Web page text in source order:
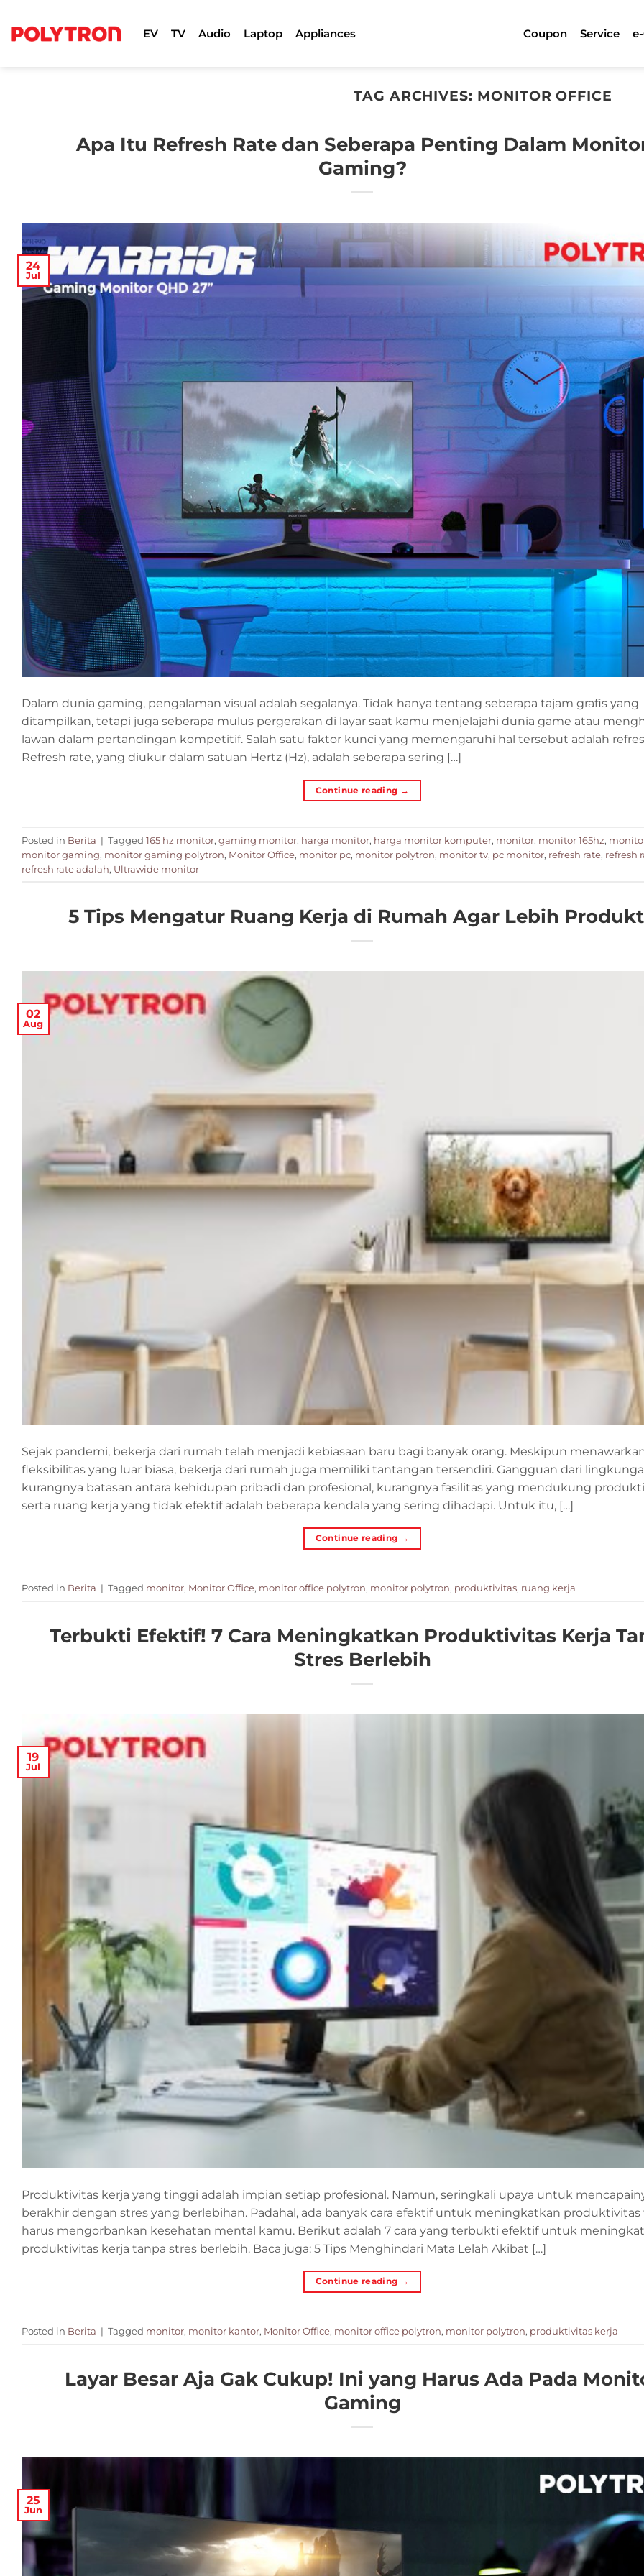
content
EV TV Audio Laptop Appliances Coupon Service
TAG ARCHIVES: MONITOR OFFICE
Apa Itu Refresh Rate dan Seberapa Penting Dalam
Gaming?
24
Jul
Dalam dunia gaming, pengalaman visual adalah segalanya. Tidak hanya tentang seberapa tajam grafis yang
ditampilkan, tetapi juga seberapa mulus pergerakan di layar saat kamu menjelajahi dunia game atau
lawan dalam pertandingan kompetitif. Salah satu faktor kunci yang memengaruhi hal tersebut adalah
Refresh rate, yang diukur dalam satuan Hertz (Hz), adalah seberapa sering […]
Continue reading →
Posted in Berita | Tagged 165 hz monitor, gaming monitor, harga monitor, harga monitor komputer, monitor, monitor 165hz,
monitor gaming, monitor gaming polytron, Monitor Office, monitor pc, monitor polytron, monitor tv, pc monitor, refresh rate, refresh
refresh rate adalah, Ultrawide monitor
5 Tips Mengatur Ruang Kerja di Rumah Agar Lebih
02
Aug
Sejak pandemi, bekerja dari rumah telah menjadi kebiasaan baru bagi banyak orang. Meskipun
fleksibilitas yang luar biasa, bekerja dari rumah juga memiliki tantangan tersendiri. Gangguan dari
kurangnya batasan antara kehidupan pribadi dan profesional, kurangnya fasilitas yang mendukung
serta ruang kerja yang tidak efektif adalah beberapa kendala yang sering dihadapi. Untuk itu, […]
Continue reading →
Posted in Berita | Tagged monitor, Monitor Office, monitor office polytron, monitor polytron, produktivitas, ruang kerja
Terbukti Efektif! 7 Cara Meningkatkan Produktivitas Kerja
Stres Berlebih
19
Jul
Produktivitas kerja yang tinggi adalah impian setiap profesional. Namun, seringkali upaya untuk
berakhir dengan stres yang berlebihan. Padahal, ada banyak cara efektif untuk meningkatkan produktivitas
harus mengorbankan kesehatan mental kamu. Berikut adalah 7 cara yang terbukti efektif untuk
produktivitas kerja tanpa stres berlebih. Baca juga: 5 Tips Menghindari Mata Lelah Akibat […]
Continue reading →
Posted in Berita | Tagged monitor, monitor kantor, Monitor Office, monitor office polytron, monitor polytron, produktivitas kerja
Layar Besar Aja Gak Cukup! Ini yang Harus Ada Pada
Gaming
25
Jun